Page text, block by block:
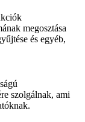
megosztása
és egyéb,
szolgálnak, ami